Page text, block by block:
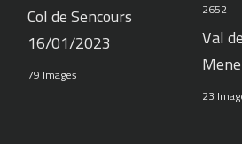
Col de Sencours
16/01/2023
79 Images
Val
23